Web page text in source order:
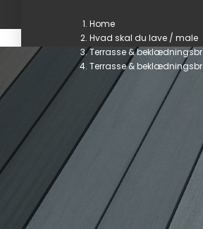
Home
Hvad skal du lave / male
Terrasse &
Terrasse &